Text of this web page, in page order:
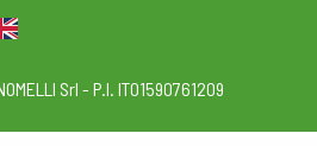
Srl - P.I. IT01590761209